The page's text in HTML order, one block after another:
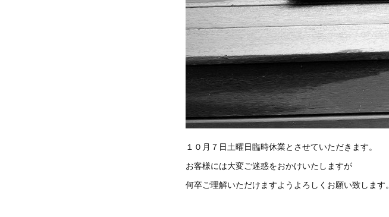
１０月７日土曜日臨時休業とさせていただきます。
お客様には大変ご迷惑をおかけいたしますが
何卒ご理解いただけますようよろしくお願い致します。